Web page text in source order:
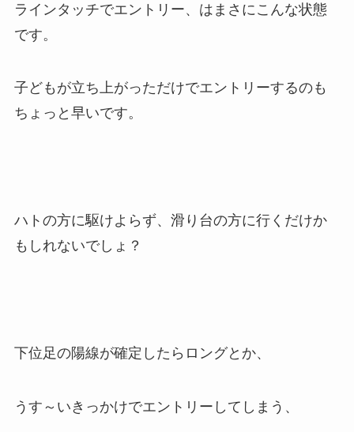
ラインタッチでエントリー、はまさにこんな状態
です。
子どもが立ち上がっただけでエントリーするのも
ちょっと早いです。
ハトの方に駆けよらず、滑り台の方に行くだけか
もしれないでしょ？
下位足の陽線が確定したらロングとか、
うす～いきっかけでエントリーしてしまう、